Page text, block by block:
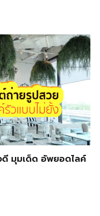
ดี มุมเด็ด อัพยอดไลค์